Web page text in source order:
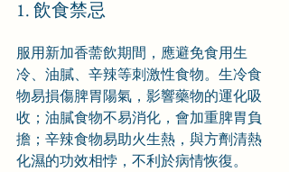
1. 飲食禁忌
服用新加香薷飲期間，應避免食用生
冷、油膩、辛辣等刺激性食物。生冷食
物易損傷脾胃陽氣，影響藥物的運化吸
收；油膩食物不易消化，會加重脾胃負
擔；辛辣食物易助火生熱，與方劑清熱
化濕的功效相悖，不利於病情恢復。